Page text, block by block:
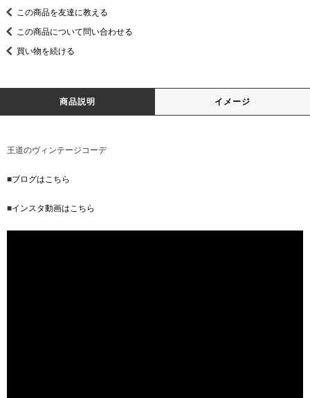
この商品を友達に教える
この商品について問い合わせる
買い物を続ける
商品説明 イメージ
王道のヴィンテージコーデ
■ブログはこちら
■インスタ動画はこちら